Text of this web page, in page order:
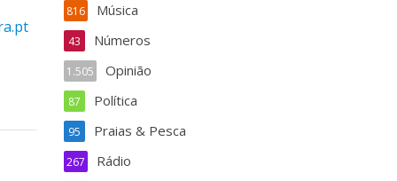
Música
816
Números
43
Opinião
1.505
Política
87
Praias & Pesca
95
Rádio
267